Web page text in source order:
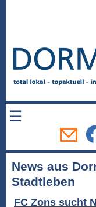
☰
News aus
Stadtleben
FC Zons sucht